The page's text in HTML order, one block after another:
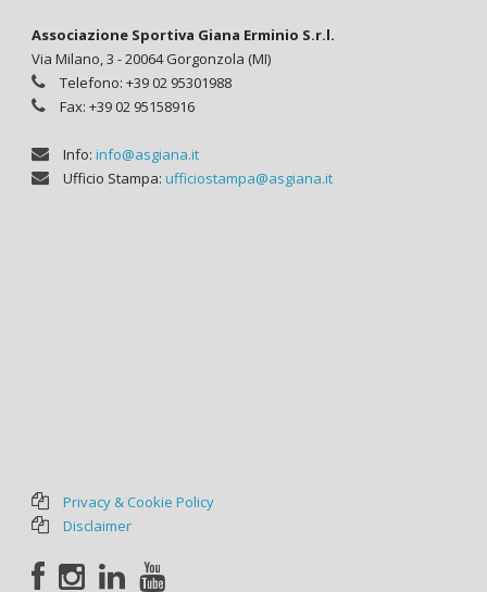
Associazione Sportiva Giana Erminio S.r.l.
Via Milano, 3 - 20064 Gorgonzola (MI)
Telefono: +39 02 95301988
Fax: +39 02 95158916
Info: info@asgiana.it
Ufficio Stampa: ufficiostampa@asgiana.it
Privacy & Cookie Policy
Disclaimer